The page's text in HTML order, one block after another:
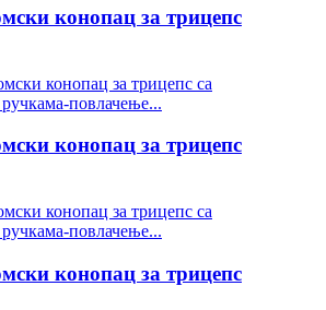
конопац за трицепс
конопац за трицепс
конопац за трицепс